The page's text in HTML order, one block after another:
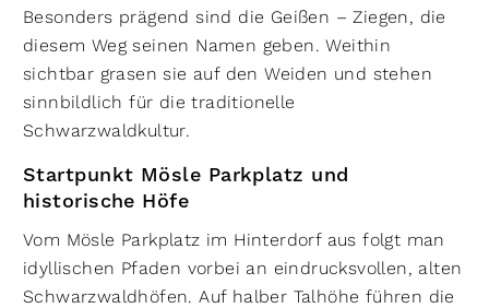
Besonders prägend sind die Geißen – Ziegen, die
diesem Weg seinen Namen geben. Weithin
sichtbar grasen sie auf den Weiden und stehen
sinnbildlich für die traditionelle
Schwarzwaldkultur.
Startpunkt Mösle Parkplatz und
historische Höfe
Vom Mösle Parkplatz im Hinterdorf aus folgt man
idyllischen Pfaden vorbei an eindrucksvollen, alten
Schwarzwaldhöfen. Auf halber Talhöhe führen die